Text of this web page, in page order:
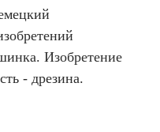
Изобретение
- дрезина.